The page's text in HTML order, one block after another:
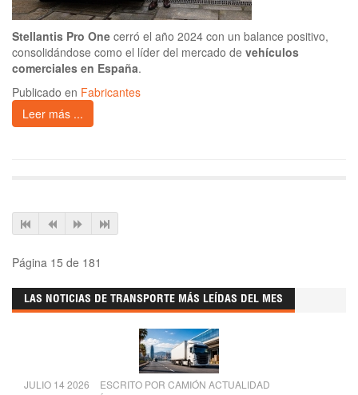
Stellantis Pro One cerró el año 2024 con un balance positivo,
consolidándose como el líder del mercado de vehículos
comerciales en España.
Publicado en Fabricantes
Leer más ...
Página 15 de 181
LAS NOTICIAS DE TRANSPORTE MÁS LEÍDAS DEL MES
JULIO 14 2026 ESCRITO POR CAMIÓN ACTUALIDAD